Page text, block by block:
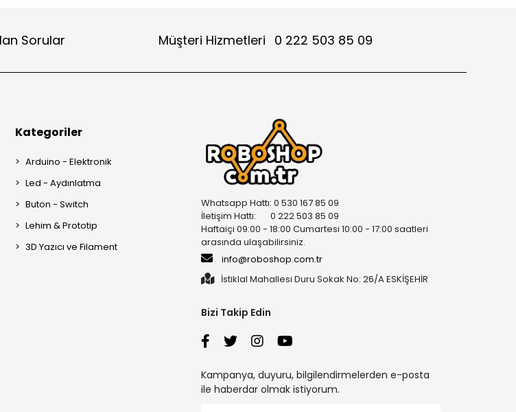
Sorular Müşteri Hizmetleri 0 222 503 85 09
Kategoriler
Arduino - Elektronik
Led - Aydınlatma
Buton - Switch
Lehim & Prototip
3D Yazıcı ve Filament
Whatsapp Hattı: 0 530 167 85 09
İletişim Hattı: 0 222 503 85 09
Haftaiçi 09:00 - 18:00 Cumartesi 10:00 - 17:00 saatleri
arasında ulaşabilirsiniz.
info@roboshop.com.tr
İstiklal Mahallesi Duru Sokak No: 26/A ESKİŞEHİR
Bizi Takip Edin
Kampanya, duyuru, bilgilendirmelerden e-posta
ile haberdar olmak istiyorum.